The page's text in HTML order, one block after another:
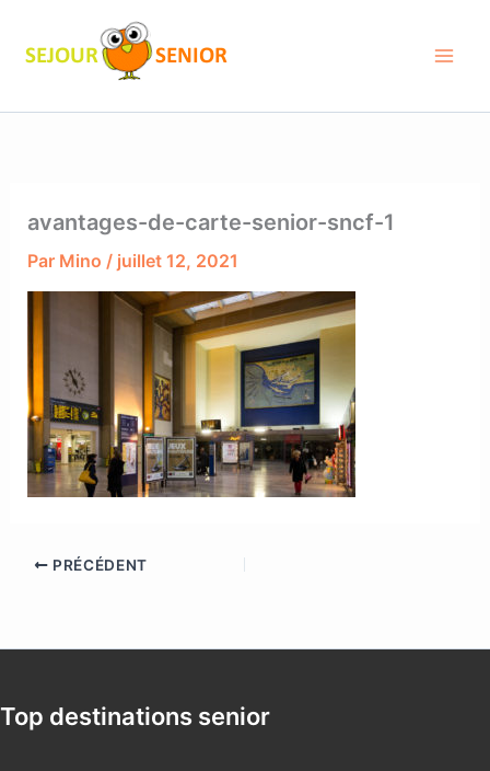
contenu
avantages-de-carte-senior-sncf-1
Par Mino / juillet 12, 2021
PRÉCÉDENT
Top destinations senior